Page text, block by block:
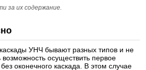
за их содержание.
УНЧ бывают разных типов и не
возможность осуществить первое
оконечного каскада. В этом случае